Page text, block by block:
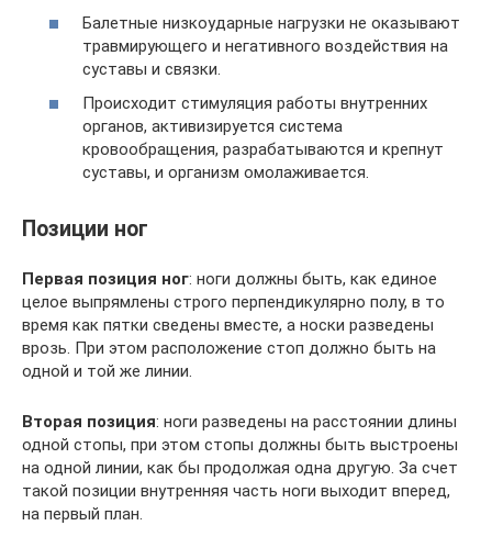
Балетные низкоударные нагрузки не оказывают
травмирующего и негативного воздействия на
суставы и связки.
Происходит стимуляция работы внутренних
органов, активизируется система
кровообращения, разрабатываются и крепнут
суставы, и организм омолаживается.
Позиции ног
Первая позиция ног: ноги должны быть, как единое
целое выпрямлены строго перпендикулярно полу, в то
время как пятки сведены вместе, а носки разведены
врозь. При этом расположение стоп должно быть на
одной и той же линии.
Вторая позиция: ноги разведены на расстоянии длины
одной стопы, при этом стопы должны быть выстроены
на одной линии, как бы продолжая одна другую. За счет
такой позиции внутренняя часть ноги выходит вперед,
на первый план.